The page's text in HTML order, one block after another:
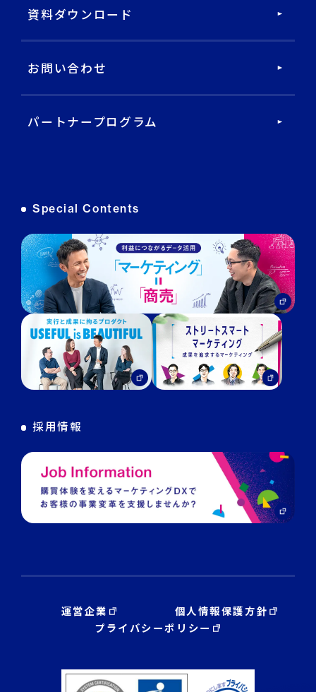
DECA Service Agent
データ基盤・マーケティングツール
DECA オンライン接客
DECA for LINE
DECA for Instagram
マーケGAI
デジタル・DX人材育成 支援
資料ダウンロード
お問い合わせ
パートナープログラム
Special Contents
採用情報
運営企業
個人情報保護方針
プライバシーポリシー